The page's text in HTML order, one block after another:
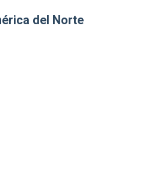
del Norte